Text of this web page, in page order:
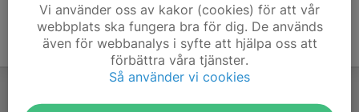
Vi använder oss av kakor (cookies) för att vår
webbplats ska fungera bra för dig. De används
även för webbanalys i syfte att hjälpa oss att
förbättra våra tjänster.
Så använder vi cookies